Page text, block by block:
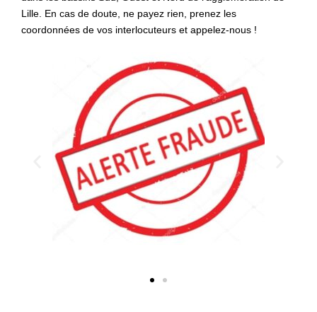
Lille. En cas de doute, ne payez rien, prenez les
coordonnées de vos interlocuteurs et appelez-nous !